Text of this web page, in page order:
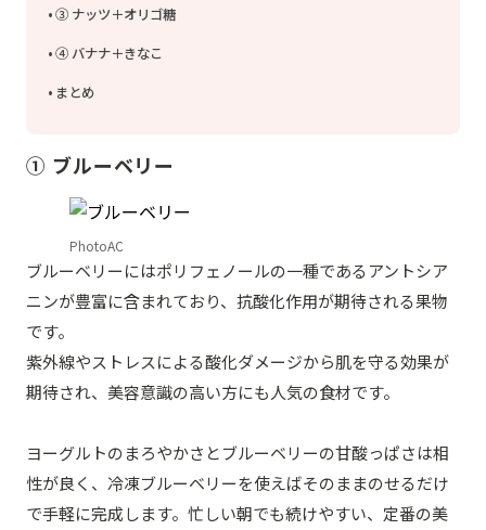
③ ナッツ＋オリゴ糖
④ バナナ＋きなこ
まとめ
① ブルーベリー
PhotoAC
ブルーベリーにはポリフェノールの一種であるアントシア
ニンが豊富に含まれており、抗酸化作用が期待される果物
です。
紫外線やストレスによる酸化ダメージから肌を守る効果が
期待され、美容意識の高い方にも人気の食材です。
ヨーグルトのまろやかさとブルーベリーの甘酸っぱさは相
性が良く、冷凍ブルーベリーを使えばそのままのせるだけ
で手軽に完成します。忙しい朝でも続けやすい、定番の美